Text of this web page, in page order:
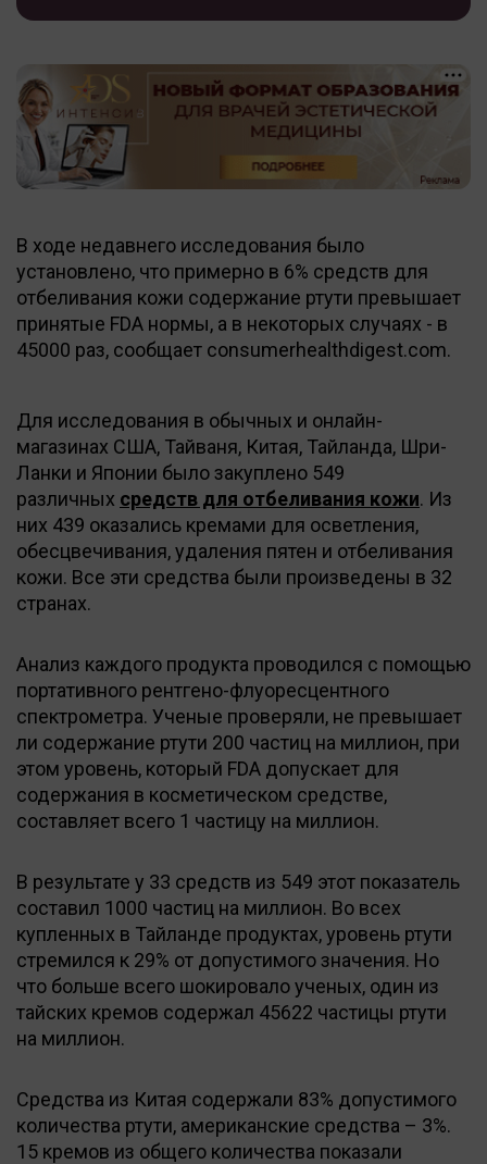
В ходе недавнего исследования было
установлено, что примерно в 6% средств для
отбеливания кожи содержание ртути превышает
принятые FDA нормы, а в некоторых случаях - в
45000 раз, сообщает consumerhealthdigest.com.
Для исследования в обычных и онлайн-
магазинах США, Тайваня, Китая, Тайланда, Шри-
Ланки и Японии было закуплено 549
различных средств для отбеливания кожи. Из
них 439 оказались кремами для осветления,
обесцвечивания, удаления пятен и отбеливания
кожи. Все эти средства были произведены в 32
странах.
Анализ каждого продукта проводился с помощью
портативного рентгено-флуоресцентного
спектрометра. Ученые проверяли, не превышает
ли содержание ртути 200 частиц на миллион, при
этом уровень, который FDA допускает для
содержания в косметическом средстве,
составляет всего 1 частицу на миллион.
В результате у 33 средств из 549 этот показатель
составил 1000 частиц на миллион. Во всех
купленных в Тайланде продуктах, уровень ртути
стремился к 29% от допустимого значения. Но
что больше всего шокировало ученых, один из
тайских кремов содержал 45622 частицы ртути
на миллион.
Средства из Китая содержали 83% допустимого
количества ртути, американские средства – 3%.
15 кремов из общего количества показали